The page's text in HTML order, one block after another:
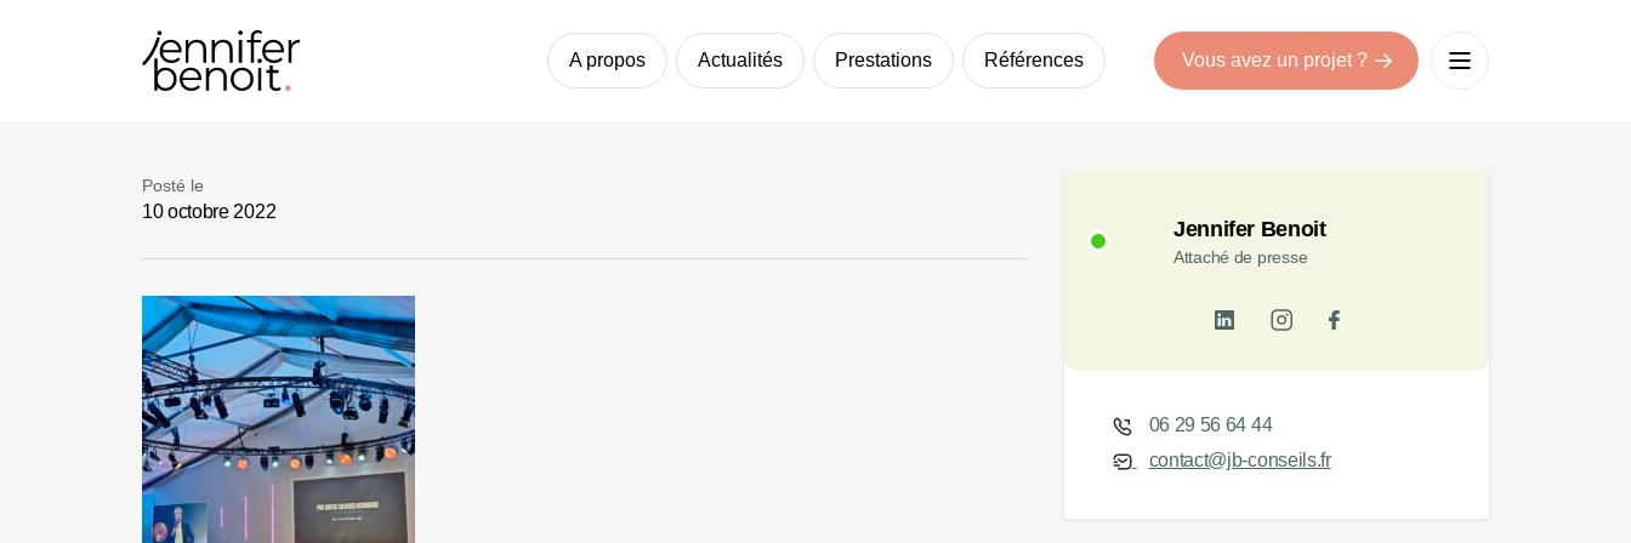
A propos Actualités Prestations Références Vous avez un projet ?
Posté le
10 octobre 2022
Jennifer Benoit
Attaché de presse
06 29 56 64 44
contact@jb-conseils.fr